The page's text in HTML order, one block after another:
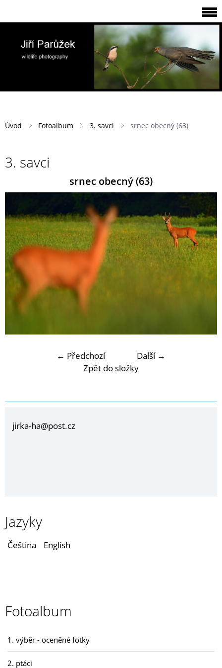
Úvod Fotoalbum 3. savci srnec obecný (63)
3. savci
srnec obecný (63)
← Předchozí
Další →
Zpět do složky
jirka-ha@post.cz
Jazyky
Čeština English
Fotoalbum
1. výběr - oceněné fotky
2. ptáci